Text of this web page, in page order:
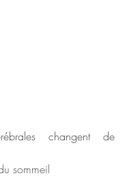
changent de
sommeil